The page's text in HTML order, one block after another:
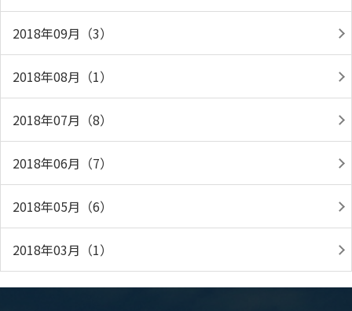
2018年09月（3）
2018年08月（1）
2018年07月（8）
2018年06月（7）
2018年05月（6）
2018年03月（1）